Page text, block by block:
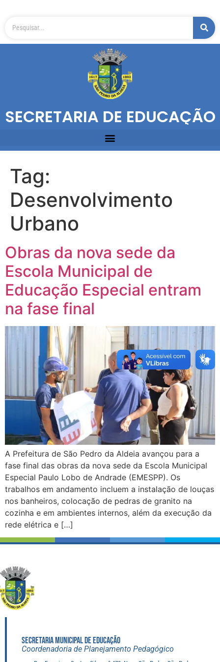
SECRETARIA DE EDUCAÇÃO
Tag:
Desenvolvimento
Urbano
Obras da nova sede da
Escola Municipal de
Educação Especial entram
na fase final
A Prefeitura de São Pedro da Aldeia avançou para a
fase final das obras da nova sede da Escola Municipal
Especial Paulo Lobo de Andrade (EMESPP). Os
trabalhos em andamento incluem a instalação de louças
nos banheiros, colocação de pedras de granito na
cozinha e em ambientes internos, além da execução da
rede elétrica e […]
SECRETARIA MUNICIPAL DE EDUCAÇÃO
Coordenadoria de Planejamento Pedagógico